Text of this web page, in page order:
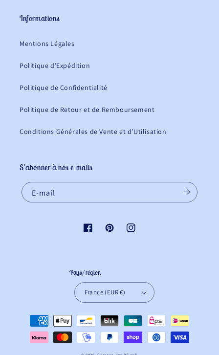
Informations
Mentions Légales
Politique d’Expédition
Politique de Confidentialité
Politique de Retour et de Remboursement
Conditions Générales de Vente et d’Utilisation
S'abonner à nos e-mails
E-mail
FacebookPinterestInstagram
Pays/région
France (EUR €)
Moyens
paiement